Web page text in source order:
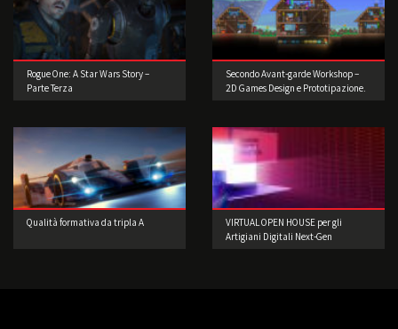
Rogue One: A Star Wars Story –
Parte Terza
Secondo Avant-garde Workshop –
2D Games Design e Prototipazione.
Qualità formativa da tripla A
VIRTUAL OPEN HOUSE per gli
Artigiani Digitali Next-Gen